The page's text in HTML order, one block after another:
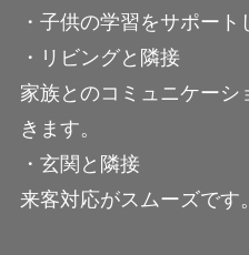
・子供の学習をサポート
・リビングと隣接
家族とのコミュニケー
きます。
・玄関と隣接
来客対応がスムーズです。